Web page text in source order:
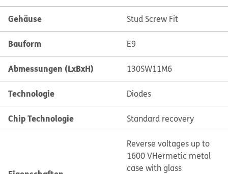
Gehäuse Stud Screw Fit
Bauform E9
Abmessungen (LxBxH) 130SW11M6
Technologie Diodes
Chip Technologie Standard recovery
Reverse voltages up to
1600 VHermetic metal
case with glass